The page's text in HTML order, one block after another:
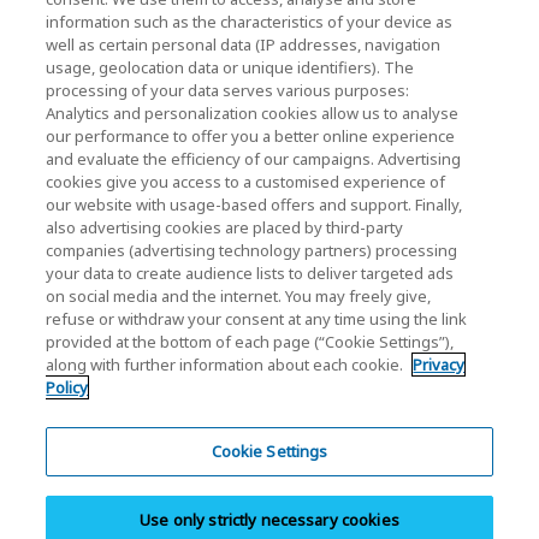
KIOXIA Holdings Corporation Home
Relaties met investeerders
Privacybeleid
Cookie Settings
Algemene voorwaarden
Handelsmerken
Klokkenluiderssysteem
information such as the characteristics of your device as
well as certain personal data (IP addresses, navigation
usage, geolocation data or unique identifiers). The
processing of your data serves various purposes:
Analytics and personalization cookies allow us to analyse
our performance to offer you a better online experience
and evaluate the efficiency of our campaigns. Advertising
cookies give you access to a customised experience of
our website with usage-based offers and support. Finally,
also advertising cookies are placed by third-party
companies (advertising technology partners) processing
your data to create audience lists to deliver targeted ads
on social media and the internet. You may freely give,
refuse or withdraw your consent at any time using the link
provided at the bottom of each page (“Cookie Settings”),
along with further information about each cookie. Privacy
Policy
Cookie Settings
Use only strictly necessary cookies